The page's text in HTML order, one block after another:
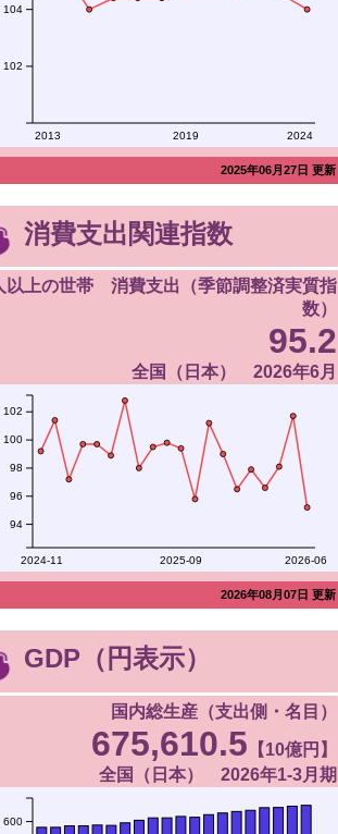
2013 2019 2024
102
104
2025年06月27日 更新
消費支出関連指数
以上の世帯 消費支出（季節調整済実質指
数）
95.2
全国（日本） 2026年6月
2024-11 2025-09 2026-06
94
96
98
100
102
2026年08月07日 更新
GDP（円表示）
国内総生産（支出側・名目）
675,610.5 【10億円】
全国（日本） 2026年1-3月期
600